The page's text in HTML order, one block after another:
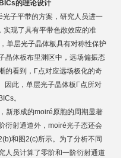
的理论设计
子平带的方案，研究人员进一
现了具有平带色散效应的准
单层光子晶体板具有对称性保护
晶体板布里渊区中，远场偏振态
的看到，Γ点对应远场极化的奇
因此，单层光子晶体板Γ点所对
。
新形成的moiré原胞的周期显著
衍射通道外，moiré光子态还会
和图2(c)所示。为了分析不同
人员计算了零阶和一阶衍射通道